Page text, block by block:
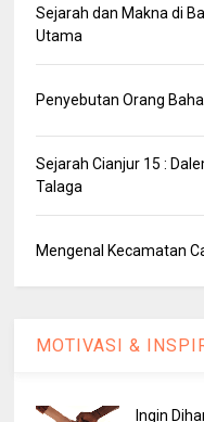
Sejarah dan Makna di
Utama
Penyebutan Orang
Sejarah Cianjur 15 :
Talaga
Mengenal Kecamatan
MOTIVASI &
Ingin